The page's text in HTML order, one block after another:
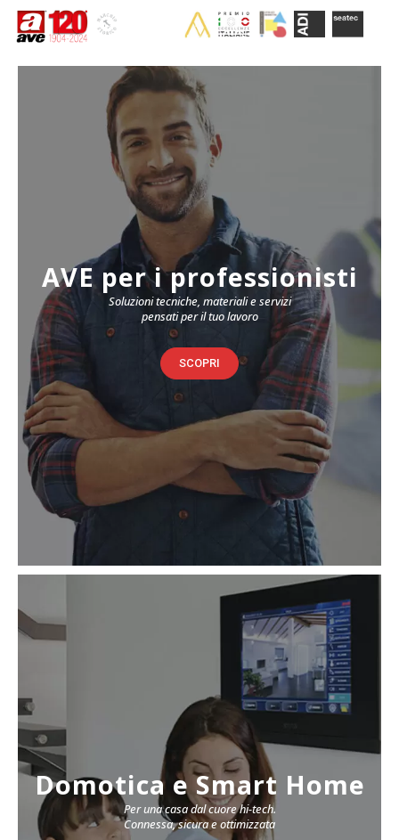
AVE per i professionisti
Soluzioni tecniche, materiali e servizi
pensati per il tuo lavoro
SCOPRI
Domotica e Smart Home
Per una casa dal cuore hi-tech.
Connessa, sicura e ottimizzata